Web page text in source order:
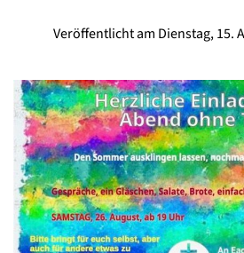
Veröffentlicht am Dienstag, 15.